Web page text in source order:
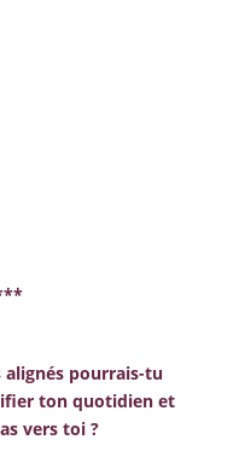
alignés pourrais-tu
ton quotidien et
vers toi ?